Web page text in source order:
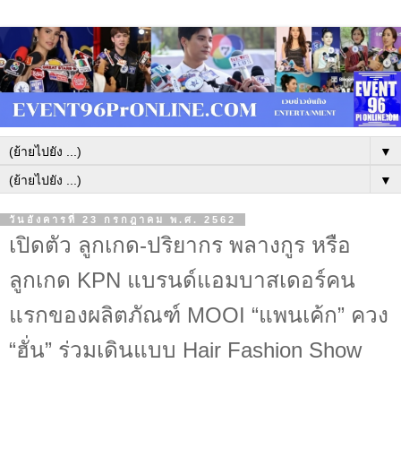
▼
▼
วันอังคารที่ 23 กรกฎาคม พ.ศ. 2562
เปิดตัว ลูกเกด-ปริยากร พลางกูร หรือ
ลูกเกด KPN แบรนด์แอมบาสเดอร์คน
แรกของผลิตภัณฑ์ MOOI “แพนเค้ก” ควง
“ฮั่น” ร่วมเดินแบบ Hair Fashion Show